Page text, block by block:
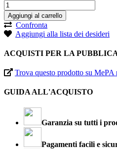
Aggiungi al carrello
Confronta
Aggiungi alla lista dei desideri
ACQUISTI PER LA
Trova questo prodotto su
GUIDA ALL'ACQUISTO
Garanzia su tutti i
Pagamenti facili e